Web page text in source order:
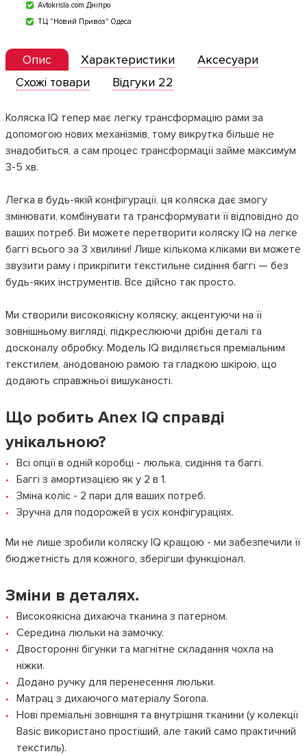
Avtokrisla.com Дніпро
ТЦ "Новий Привоз" Одеса
Опис Характеристики
Аксесуари
Схожі товари
Відгуки 22
Коляска IQ тепер має легку трансформацію рами за
допомогою нових механізмів, тому викрутка більше не
знадобиться, а сам процес трансформації займе максимум
3-5 хв.
Легка в будь-якій конфігурації, ця коляска дає змогу
змінювати, комбінувати та трансформувати її відповідно до
ваших потреб. Ви можете перетворити коляску IQ на легке
баггі всього за 3 хвилини! Лише кількома кліками ви можете
звузити раму і прикріпити текстильне сидіння баггі — без
будь-яких інструментів. Все дійсно так просто.
Ми створили високоякісну коляску, акцентуючи на її
зовнішньому вигляді, підкреслюючи дрібні деталі та
досконалу обробку. Модель IQ виділяється преміальним
текстилем, анодованою рамою та гладкою шкірою, що
додають справжньої вишуканості.
Що робить Anex IQ справді
унікальною?
Всі опції в одній коробці - люлька, сидіння та баггі.
Баггі з амортизацією як у 2 в 1.
Зміна коліс - 2 пари для ваших потреб.
Зручна для подорожей в усіх конфігураціях.
Ми не лише зробили коляску IQ кращою - ми забезпечили її
бюджетність для кожного, зберігши функціонал.
Зміни в деталях.
Високоякісна дихаюча тканина з патерном.
Середина люльки на замочку.
Двосторонні бігунки та магнітне складання чохла на
ніжки.
Додано ручку для перенесення люльки.
Матрац з дихаючого матеріалу Sorona.
Нові преміальні зовнішня та внутрішня тканини (у колекції
Basic використано простіший, але такий само практичний
текстиль).